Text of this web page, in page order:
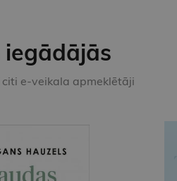
iegādājās
e-veikala apmeklētāji